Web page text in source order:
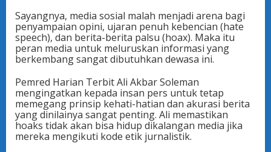
Sayangnya, media sosial malah menjadi arena bagi
penyampaian opini, ujaran penuh kebencian (hate
speech), dan berita-berita palsu (hoax). Maka itu
peran media untuk meluruskan informasi yang
berkembang sangat dibutuhkan dewasa ini.
Pemred Harian Terbit Ali Akbar Soleman
mengingatkan kepada insan pers untuk tetap
memegang prinsip kehati-hatian dan akurasi berita
yang dinilainya sangat penting. Ali memastikan
hoaks tidak akan bisa hidup dikalangan media jika
mereka mengikuti kode etik jurnalistik.